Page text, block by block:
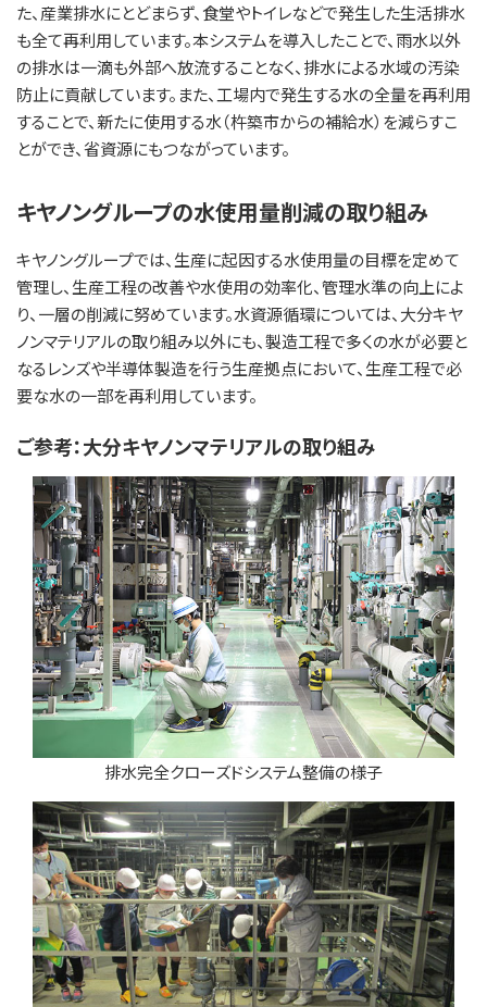
た、産業排水にとどまらず、食堂やトイレなどで発生した生活排水
も全て再利用しています。本システムを導入したことで、雨水以外
の排水は一滴も外部へ放流することなく、排水による水域の汚染
防止に貢献しています。また、工場内で発生する水の全量を再利用
することで、新たに使用する水（杵築市からの補給水）を減らすこ
とができ、省資源にもつながっています。
キヤノングループの水使用量削減の取り組み
キヤノングループでは、生産に起因する水使用量の目標を定めて
管理し、生産工程の改善や水使用の効率化、管理水準の向上によ
り、一層の削減に努めています。水資源循環については、大分キヤ
ノンマテリアルの取り組み以外にも、製造工程で多くの水が必要と
なるレンズや半導体製造を行う生産拠点において、生産工程で必
要な水の一部を再利用しています。
ご参考：大分キヤノンマテリアルの取り組み
排水完全クローズドシステム整備の様子